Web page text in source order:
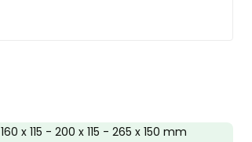
160 x 115 - 200 x 115 - 265 x 150 mm